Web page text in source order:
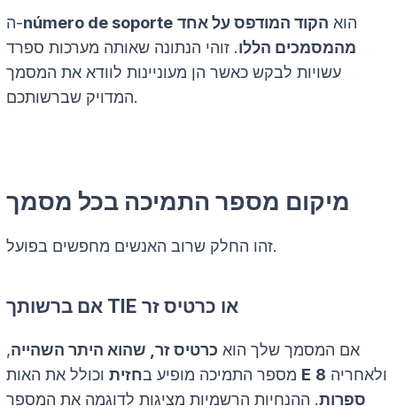
ה-número de soporte הוא הקוד המודפס על אחד
מהמסמכים הללו. זוהי הנתונה שאותה מערכות ספרד
עשויות לבקש כאשר הן מעוניינות לוודא את המסמך
המדויק שברשותכם.
מיקום מספר התמיכה בכל מסמך
זהו החלק שרוב האנשים מחפשים בפועל.
אם ברשותך TIE או כרטיס זר
אם המסמך שלך הוא כרטיס זר, שהוא היתר השהייה,
מספר התמיכה מופיע בחזית E ולאחריה 8
ספרות. ההנחיות הרשמיות מציגות לדוגמה את המספר